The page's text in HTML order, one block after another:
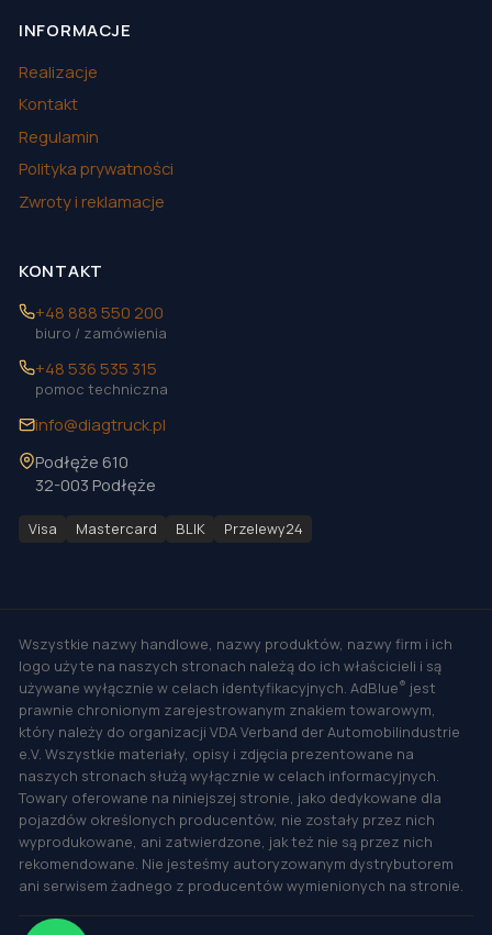
INFORMACJE
Realizacje
Kontakt
Regulamin
Polityka prywatności
Zwroty i reklamacje
KONTAKT
+48 888 550 200
biuro / zamówienia
+48 536 535 315
pomoc techniczna
info@diagtruck.pl
Podłęże 610
32-003 Podłęże
Visa Mastercard BLIK Przelewy24
Wszystkie nazwy handlowe, nazwy produktów, nazwy firm i ich
logo użyte na naszych stronach należą do ich właścicieli i są
używane wyłącznie w celach identyfikacyjnych. AdBlue® jest
prawnie chronionym zarejestrowanym znakiem towarowym,
który należy do organizacji VDA Verband der Automobilindustrie
e.V. Wszystkie materiały, opisy i zdjęcia prezentowane na
naszych stronach służą wyłącznie w celach informacyjnych.
Towary oferowane na niniejszej stronie, jako dedykowane dla
pojazdów określonych producentów, nie zostały przez nich
wyprodukowane, ani zatwierdzone, jak też nie są przez nich
rekomendowane. Nie jesteśmy autoryzowanym dystrybutorem
ani serwisem żadnego z producentów wymienionych na stronie.